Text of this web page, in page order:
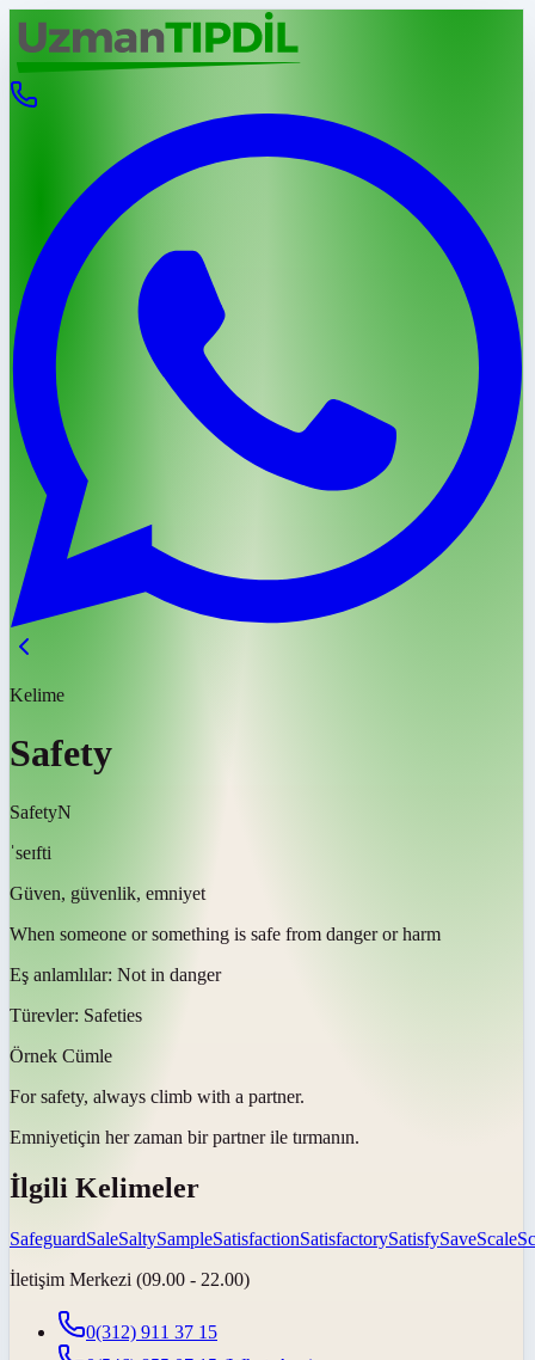
Kelime
Safety
SafetyN
ˈseɪfti
Güven, güvenlik, emniyet
When someone or something is safe from danger or harm
Eş anlamlılar: Not in danger
Türevler: Safeties
Örnek Cümle
For safety, always climb with a partner.
Emniyetiçin her zaman bir partner ile tırmanın.
İlgili Kelimeler
SafeguardSaleSaltySampleSatisfactionSatisfactorySatisfySaveScale
İletişim Merkezi (09.00 - 22.00)
0(312) 911 37 15